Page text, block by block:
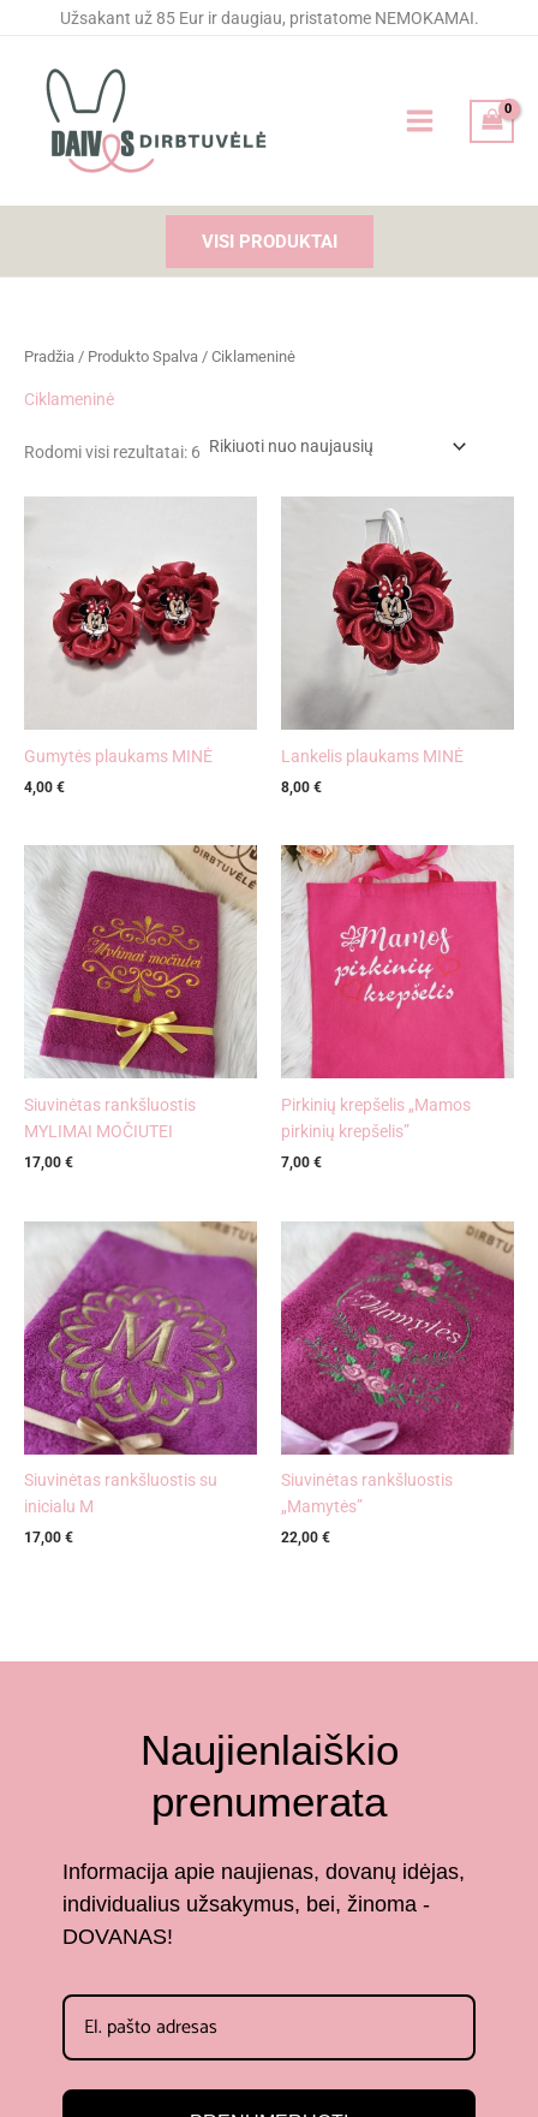
Užsakant už 85 Eur ir daugiau, pristatome NEMOKAMAI.
VISI PRODUKTAI
Pradžia / Produkto Spalva / Ciklameninė
Ciklameninė
Rodomi visi rezultatai: 6
pagal
Gumytės plaukams MINĖ
4,00 €
Lankelis plaukams MINĖ
8,00 €
Siuvinėtas rankšluostis
MYLIMAI MOČIUTEI
17,00 €
Pirkinių krepšelis „Mamos
pirkinių krepšelis”
7,00 €
Siuvinėtas rankšluostis su
inicialu M
17,00 €
Siuvinėtas rankšluostis
„Mamytės”
22,00 €
Naujienlaiškio
prenumerata
Informacija apie naujienas, dovanų idėjas,
individualius užsakymus, bei, žinoma -
DOVANAS!